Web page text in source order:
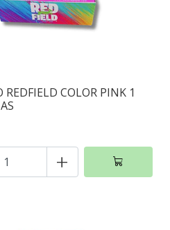
REDFIELD COLOR PINK 1
+